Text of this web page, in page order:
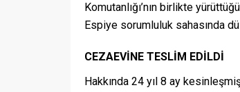
Komutanlığı’nın birlikte
Espiye sorumluluk sahasında
CEZAEVİNE TESLİM EDİLDİ
Hakkında 24 yıl 8 ay